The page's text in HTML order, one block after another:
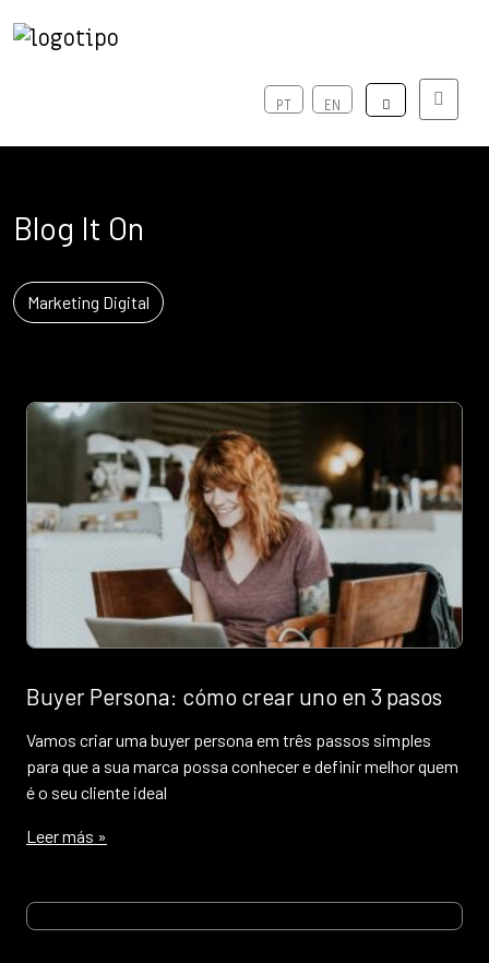
PT EN
Blog It On
Marketing Digital
Buyer Persona: cómo crear uno en 3 pasos
Vamos criar uma buyer persona em três passos simples
para que a sua marca possa conhecer e definir melhor quem
é o seu cliente ideal
Leer más »